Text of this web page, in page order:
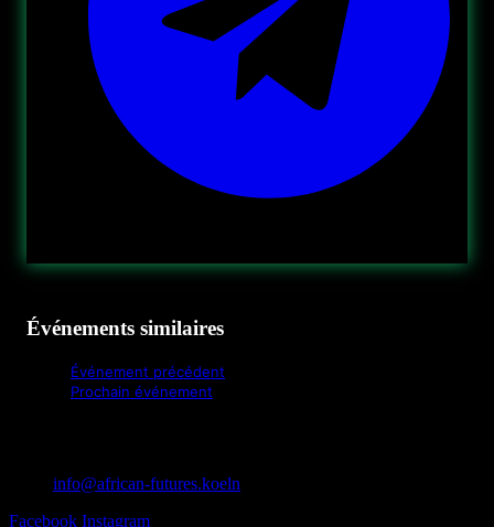
Événements similaires
Événement précédent
Prochain événement
info@african-futures.koeln
Facebook Instagram